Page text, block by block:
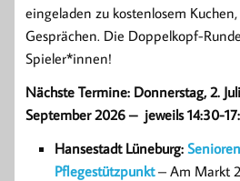
eingeladen zu kostenlosem
Gesprächen. Die Doppelkopf-
Spieler*innen!
Nächste Termine: Donnerstag, 2.
September 2026 – jeweils 14:30-
Hansestadt Lüneburg:
Pflegestützpunkt– Am Markt